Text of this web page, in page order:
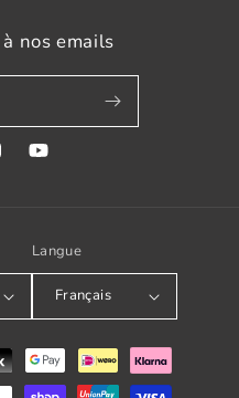
nos emails
YouTube
Langue
Français